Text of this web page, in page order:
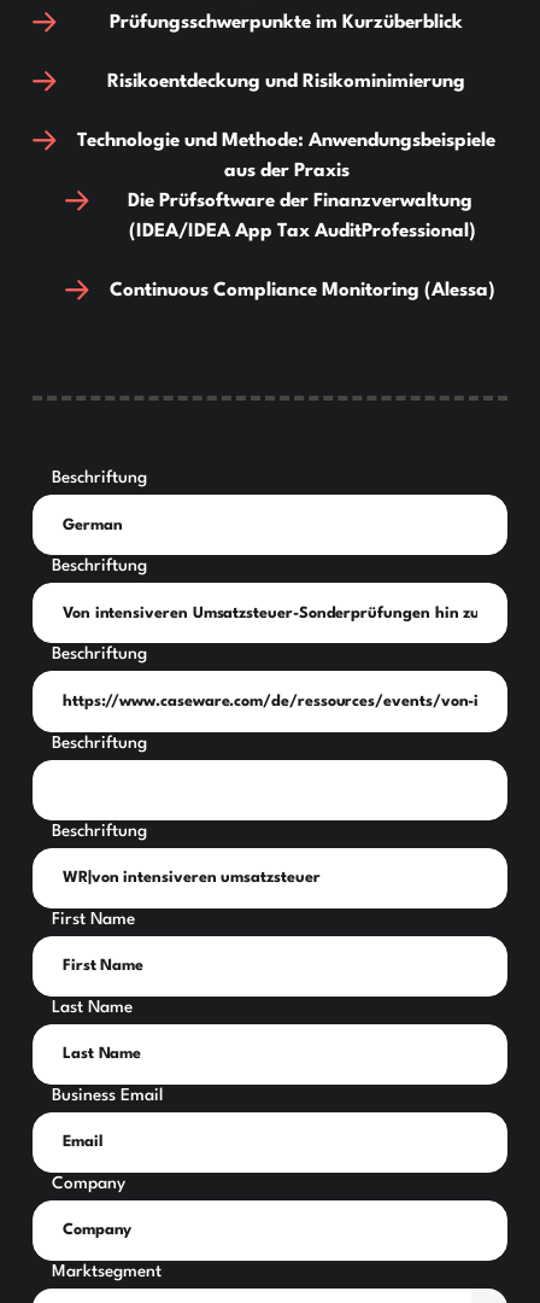
Prüfungsschwerpunkte im Kurzüberblick
Risikoentdeckung und Risikominimierung
Technologie und Methode: Anwendungsbeispiele
aus der Praxis
Die Prüfsoftware der Finanzverwaltung
(IDEA/IDEA App Tax AuditProfessional)
Continuous Compliance Monitoring (Alessa)
Beschriftung
Beschriftung
Beschriftung
Beschriftung
Beschriftung
First Name
Last Name
Business Email
Company
Marktsegment